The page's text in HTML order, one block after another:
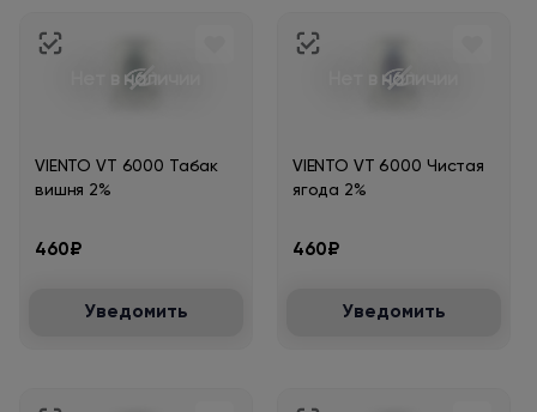
Нет в наличии
VIENTO VT 6000 Табак
вишня 2%
460₽
Уведомить
Нет в наличии
VIENTO VT 6000 Чистая
ягода 2%
460₽
Уведомить